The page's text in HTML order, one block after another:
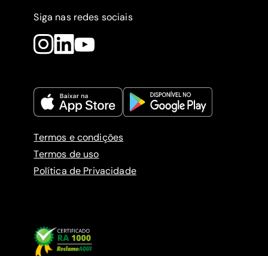
Siga nas redes sociais
Termos e condições
Termos de uso
Política de Privacidade